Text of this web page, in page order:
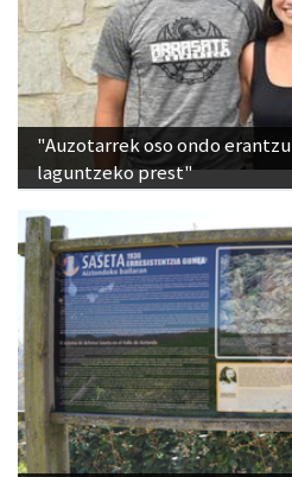
"Auzotarrek oso ondo
laguntzeko prest"